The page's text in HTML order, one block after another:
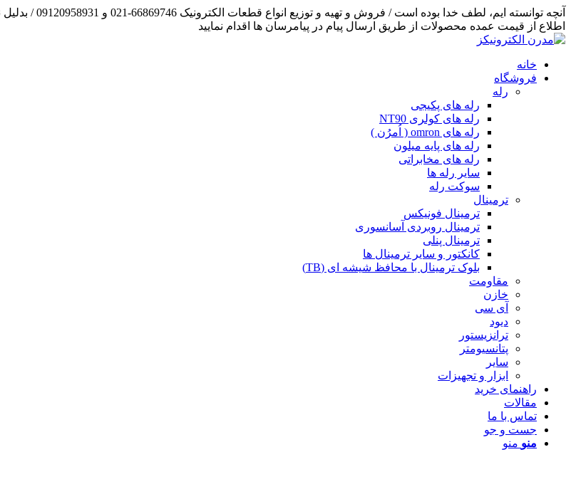
آنچه توانسته
اطلاع از قیمت عمده محصولات از طریق ارسال پیام در پیامرسان ها اقدام نمایید
خانه
فروشگاه
رله
رله های پکیجی
رله های کولری NT90
رله های omron ( اُمرُن )
رله های پایه میلون
رله های مخابراتی
سایر رله ها
سوکت رله
ترمینال
ترمینال فونیکس
ترمینال روبردی آسانسوری
ترمینال پنلی
کانکتور و سایر ترمینال ها
بلوک ترمینال با محافظ شیشه ای (TB)
مقاومت
خازن
آی سی
دیود
ترانزیستور
پتانسیومتر
سایر
ابزار و تجهیزات
راهنمای خرید
مقالات
تماس با ما
جست و جو
منو منو